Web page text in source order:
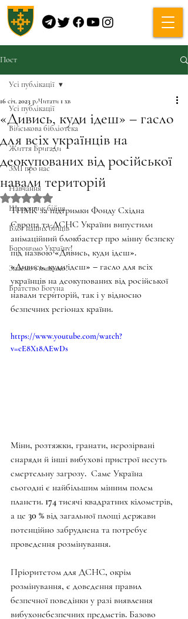
Пост
Усі публікації
Військова бібліотека
Життя Бригади
ЗМІ про нас
Навчання
Щоденник бійця
Блог наших бійців
Боронимо Україну!
Знаємо і нищимо!
Братство Богуна
Усі публікації
«Дивись, куди ідеш» – гасло
для всіх українців на
деокупованих від російської
навали територій
16 січ. 2023 р.Читати 1 хв
Оцінка: NaN з 5 зірок.
ТНМК за підтримки Фонду Східна
Європа та ДСНС України випустили
анімаційний блокбастер про мінну безпеку
під назвою «Дивись, куди ідеш».
«Дивись, куди ідеш» – гасло для всіх
українців на деокупованих від російської
навали територій, так і у відносно
безпечних регіонах країни.
https://www.youtube.com/watch?
v=cE8X18AEwDs
Міни, розтяжки, гранати, нерозірвані
снаряди й інші вибухові пристрої несуть
смертельну загрозу.  Саме Україна
сьогодні є найбільшим мінним полем
планети. 174 тисячі квадратних кілометрів,
а це 30 % від загальної площі держави
потенційно забруднена та потребує
проведення розмінування.
Пріоритетом для ДСНС, окрім
розмінування, є доведення правил
безпечної поведінки у разі виявлення
вибухонебезпечних предметів. Базово